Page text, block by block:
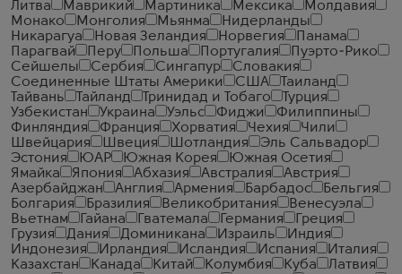
Литва
Маврикий Мартиника Мексика
Молдавия
Монако
Монголия Мьянма
Нидерланды
Никарагуа
Новая Зеландия Норвегия
Панама
Парагвай
Перу Польша Португалия
Пуэрто-Рико
Сейшелы
Сербия Сингапур
Словакия
Соединенные Штаты Америки
США
Таиланд
Тайвань
Тайланд Тринидад и Тобаго
Турция
Узбекистан
Украина Уэльс Фиджи
Филиппины
Финляндия
Франция Хорватия Чехия
Чили
Швейцария
Швеция Шотландия
Эль Сальвадор
Эстония
ЮАР Южная Корея
Южная Осетия
Ямайка
Япония Абхазия Австралия
Австрия
Азербайджан
Англия Армения Барбадос
Бельгия
Болгария
Бразилия Великобритания
Венесуэла
Вьетнам
Гайана Гватемала Германия
Греция
Грузия
Дания Доминикана Израиль
Индия
Индонезия
Ирландия Исландия Испания
Италия
Казахстан
Канада Китай Колумбия Куба
Латвия